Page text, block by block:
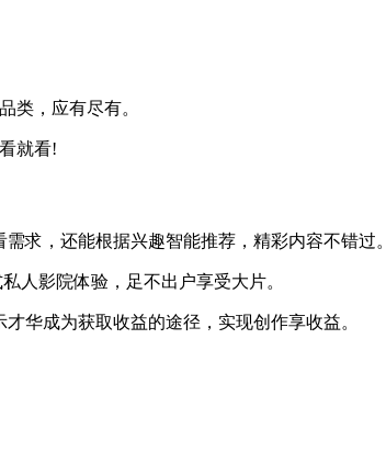
类，应有尽有。
就看!
求，还能根据兴趣智能推荐，精彩内容不错过。
人影院体验，足不出户享受大片。
华成为获取收益的途径，实现创作享收益。